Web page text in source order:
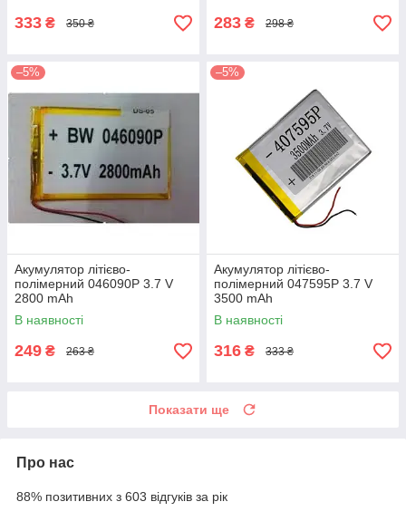
333 ₴ 350 ₴ 283 ₴ 298 ₴
–5%
Акумулятор літієво-
полімерний 046090P 3.7 V
2800 mAh
В наявності
249 ₴ 263 ₴
–5%
Акумулятор літієво-
полімерний 047595P 3.7 V
3500 mAh
В наявності
316 ₴ 333 ₴
Показати ще
Про нас
88% позитивних з 603 відгуків за рік